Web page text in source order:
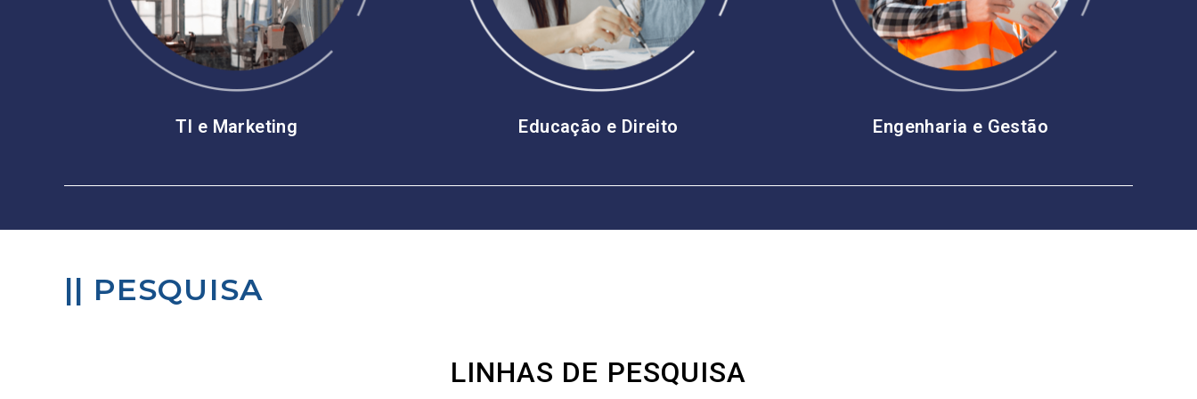
TI e Marketing Educação e Direito Engenharia e Gestão
|| PESQUISA
LINHAS DE PESQUISA